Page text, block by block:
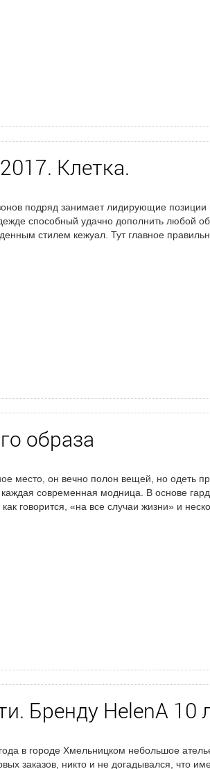
Клетка.
подряд занимает лидирующие
способный удачно дополнить любой
стилем кежуал. Тут главное
образа
место, он вечно полон вещей, но одеть
современная модница. В основе
говорится, «на все случаи жизни» и
Бренду HelenA 10
в городе Хмельницком небольшое
заказов, никто и не догадывался, что